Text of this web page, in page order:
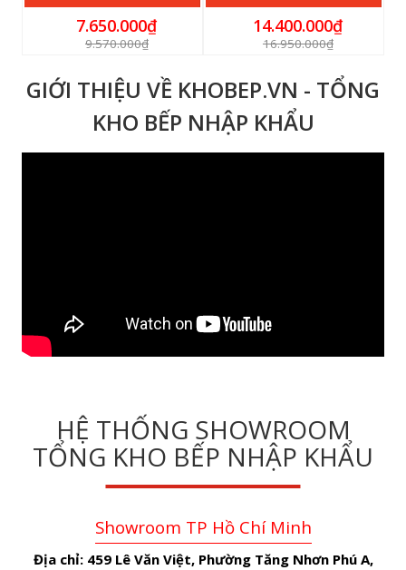
7.650.000₫
9.570.000₫
14.400.000₫
16.950.000₫
GIỚI THIỆU VỀ KHOBEP.VN - TỔNG
KHO BẾP NHẬP KHẨU
HỆ THỐNG SHOWROOM
TỔNG KHO BẾP NHẬP KHẨU
Showroom TP Hồ Chí Minh
Địa chỉ: 459 Lê Văn Việt, Phường Tăng Nhơn Phú A,